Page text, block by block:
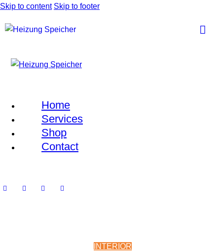
Skip to content Skip to footer
Home
Services
Shop
Contact
INTERIOR